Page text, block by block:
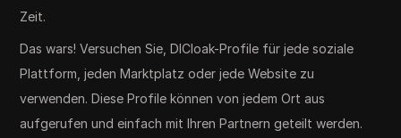
Zeit.
Das wars! Versuchen Sie, DICloak-Profile für jede soziale
Plattform, jeden Marktplatz oder jede Website zu
verwenden. Diese Profile können von jedem Ort aus
aufgerufen und einfach mit Ihren Partnern geteilt werden.